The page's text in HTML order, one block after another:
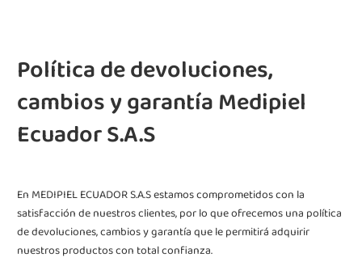
Política de devoluciones,
cambios y garantía Medipiel
Ecuador S.A.S
En MEDIPIEL ECUADOR S.A.S estamos comprometidos con la
satisfacción de nuestros clientes, por lo que ofrecemos una política
de devoluciones, cambios y garantía que le permitirá adquirir
nuestros productos con total confianza.